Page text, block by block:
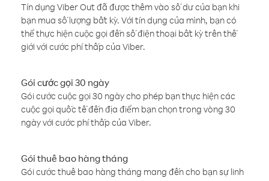
Tín dụng Viber Out đã được thêm vào số dư của bạn khi
bạn mua số lượng bất kỳ. Với tín dụng của mình, bạn có
thể thực hiện cuộc gọi đến số điện thoại bất kỳ trên thế
giới với cước phí thấp của Viber.
Gói cước gọi 30 ngày
Gói cước cuộc gọi 30 ngày cho phép bạn thực hiện các
cuộc gọi quốc tế đến địa điểm bạn chọn trong vòng 30
ngày với cước phí thấp của Viber.
Gói thuê bao hàng tháng
Gói cước thuê bao hàng tháng mang đến cho bạn sự linh